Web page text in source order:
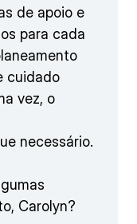
de apoio e
para cada
cuidado
vez, o
necessário.
Carolyn?